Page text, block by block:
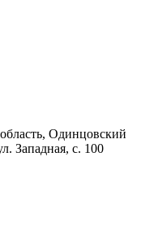
Одинцовский
Западная, с. 100